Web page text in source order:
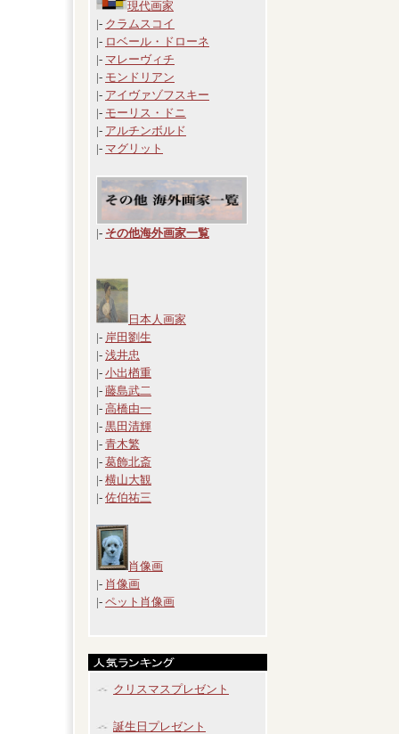
現代画家
|- クラムスコイ
|- ロベール・ドローネ
|- マレーヴィチ
|- モンドリアン
|- アイヴァゾフスキー
|- モーリス・ドニ
|- アルチンボルド
|- マグリット
|- その他海外画家一覧
日本人画家
|- 岸田劉生
|- 浅井忠
|- 小出楢重
|- 藤島武二
|- 高橋由一
|- 黒田清輝
|- 青木繁
|- 葛飾北斎
|- 横山大観
|- 佐伯祐三
肖像画
|- 肖像画
|- ペット肖像画
クリスマスプレゼント
誕生日プレゼント